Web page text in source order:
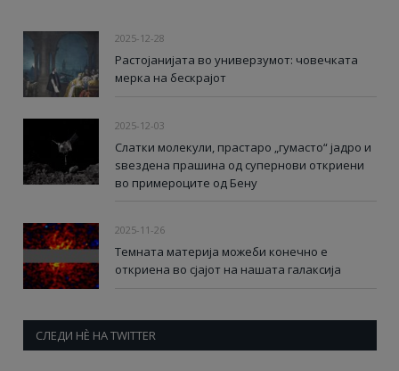
2025-12-28
Растојанијата во универзумот: човечката
мерка на бескрајот
2025-12-03
Слатки молекули, прастаро „гумасто“ јадро и
ѕвездена прашина од супернови откриени
во примероците од Бену
2025-11-26
Темната материја можеби конечно е
откриена во сјајот на нашата галаксија
СЛЕДИ НÈ НА TWITTER